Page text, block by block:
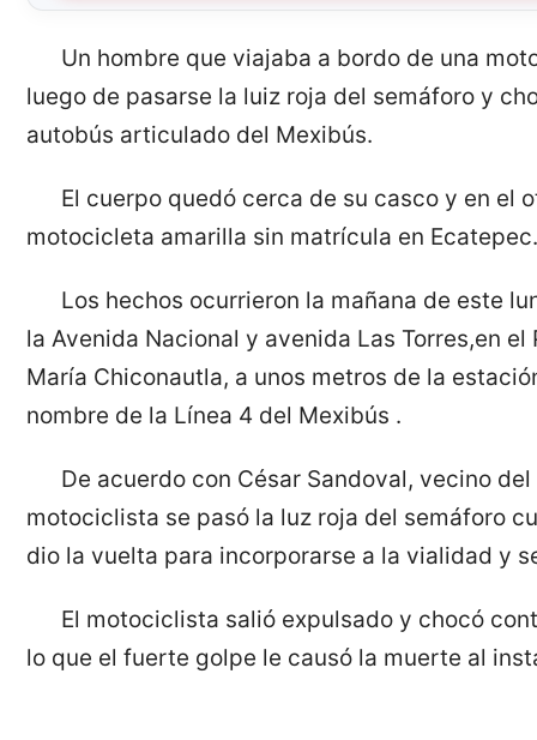
Un hombre que viajaba a bordo de una
luego de pasarse la luiz roja del semáforo y
autobús articulado del Mexibús.
El cuerpo quedó cerca de su casco y en el
motocicleta amarilla sin matrícula en
Los hechos ocurrieron la mañana de este
la Avenida Nacional y avenida Las Torres,en el
María Chiconautla, a unos metros de la
nombre de la Línea 4 del Mexibús .
De acuerdo con César Sandoval, vecino del
motociclista se pasó la luz roja del semáforo
dio la vuelta para incorporarse a la vialidad y
El motociclista salió expulsado y chocó
lo que el fuerte golpe le causó la muerte al